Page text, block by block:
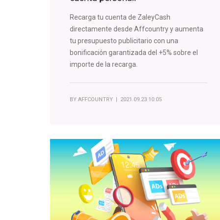
Recarga tu cuenta de ZaleyCash
directamente desde Affcountry y aumenta
tu presupuesto publicitario con una
bonificación garantizada del +5% sobre el
importe de la recarga.
BY AFFCOUNTRY | 2021.09.23 10:05